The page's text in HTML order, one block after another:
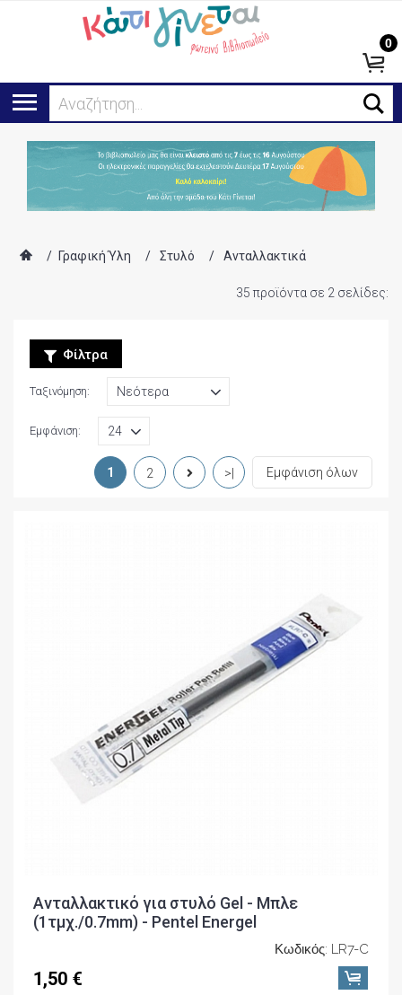
Ψάχνω για...
0
/ Γραφική Ύλη / Στυλό / Ανταλλακτικά
35 προϊόντα σε 2 σελίδες:
Φίλτρα
Ταξινόμηση:
Εμφάνιση:
1 2 >| Εμφάνιση όλων
Ανταλλακτικό για στυλό Gel - Μπλε
(1τμχ./0.7mm) - Pentel Energel
Κωδικός: LR7-C
1,50 €